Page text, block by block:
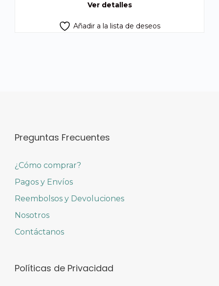
Ver detalles
Añadir a la lista de deseos
Preguntas Frecuentes
¿Cómo comprar?
Pagos y Envíos
Reembolsos y Devoluciones
Nosotros
Contáctanos
Políticas de Privacidad